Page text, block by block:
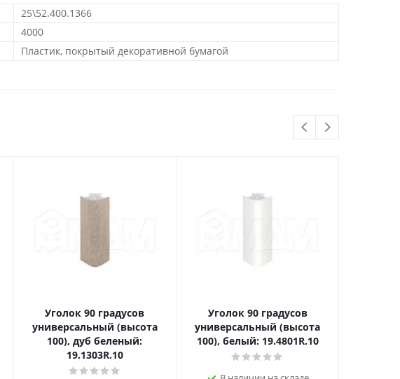
25\52.400.1366
4000
Пластик, покрытый декоративной бумагой
Уголок 90 градусов
универсальный (высота
100), дуб беленый:
19.1303R.10
Уголок 90 градусов
универсальный (высота
100), белый: 19.4801R.10